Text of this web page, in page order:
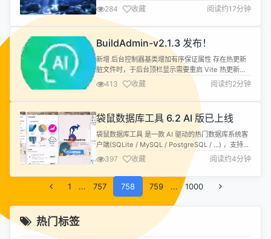
已发布 2.4.0 电音之王 TechnoKing 版本尝鲜版
九。生成界面美化，添加了高辨识度的焦点图片。完
善了数据库自动反射功能，完善了前端代码生成，完
善了枚举和哑数据模式。后端登录界面添加了默认的
用户名和密码。更多缺陷修复，更多测试。已接近
Beta 质量...
284 收藏 阅读约17分钟
BuildAdmin-v2.1.3 发布！
新增 后台控制器基类增加有序保证属性 存在热更新
脏文件时，于后台顶栏显示需要重启 Vite 热更新服
务的警告按钮 重构/优化/修复 表格拖拽排序由直接替
换改为增量重排法 优化点选验证码组件的渲染与销毁
优化会员中心菜单点击时的处理函数逻辑 优化前台顶
窗样式 优化小屏下的菜单抽屉 优化顶栏子级菜单的
激活逻辑 优化...
413 收藏 阅读约2分钟
袋鼠数据库工具 6.2 AI 版已上线
袋鼠数据库工具 是一款 AI 驱动的热门数据库系统客
户端(SQLite / MySQL / PostgreSQL / ...) ，支持建
表、查询、模型、同步、导入导出等功能，支持
Windows / Mac / Linux 等操作系统，力求打造成好
用、好玩、开发友好的SQL工具。 重点特性介绍 这
个版本是基于用户反馈全面提升体验的一个版本，主
要改善了对象的点...
397 收藏 阅读约4分钟
1 ... 757 758 759 ... 1000
热门标签